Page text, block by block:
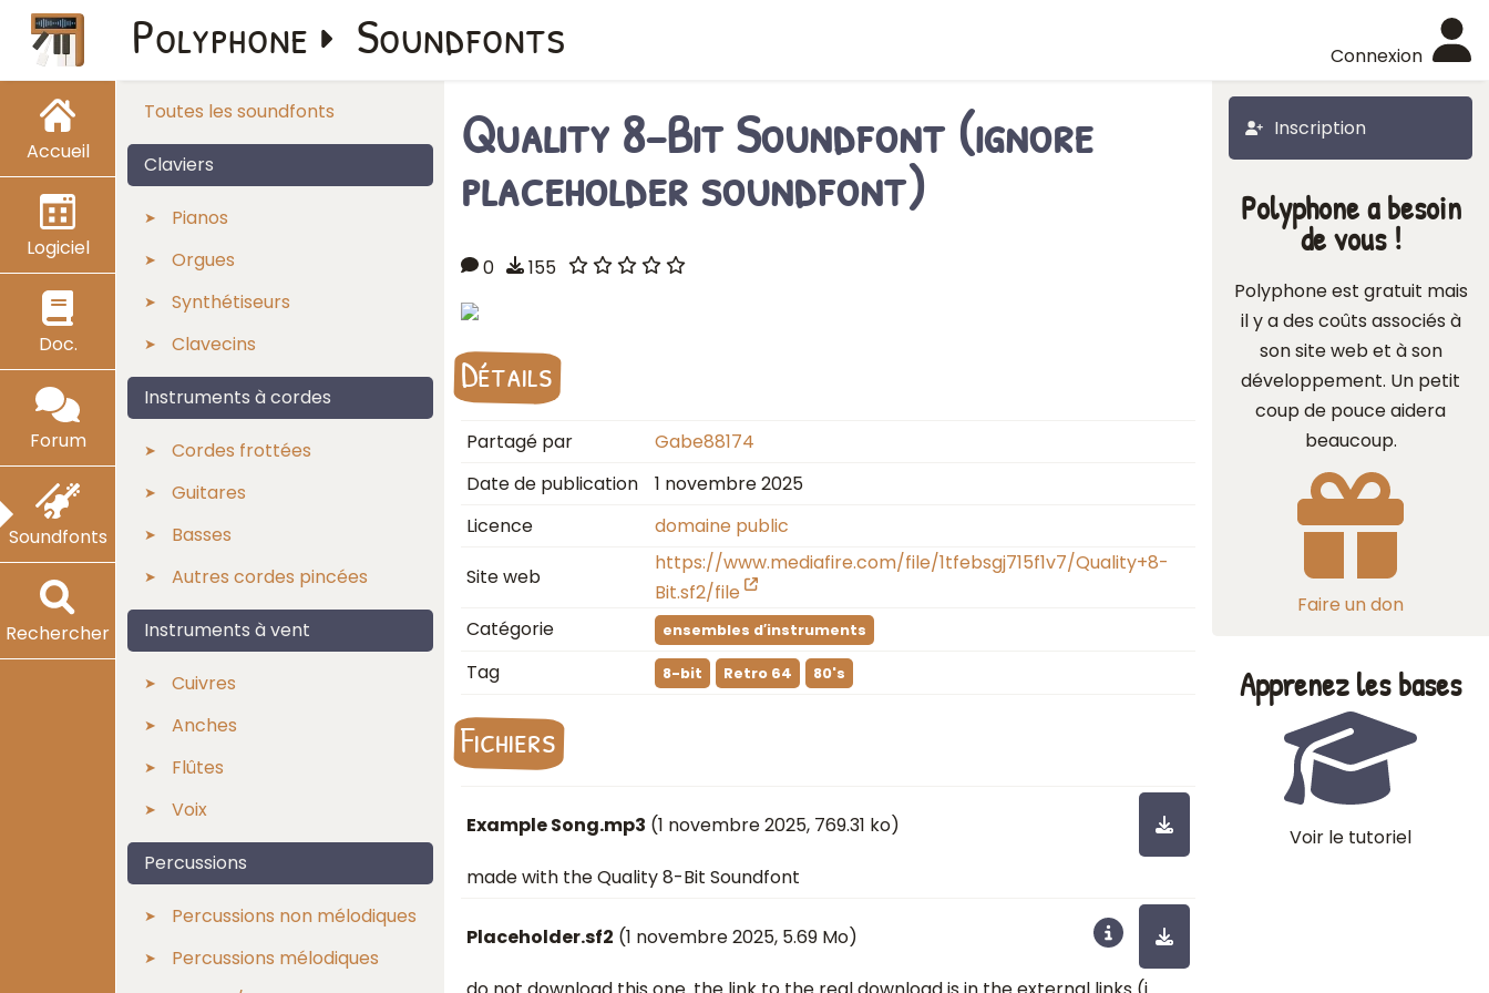
Accueil
Logiciel
Doc.
Forum
Soundfonts
Rechercher
Connexion
Polyphone Soundfonts
Toutes les soundfonts
Claviers
Pianos
Orgues
Synthétiseurs
Clavecins
Instruments à cordes
Cordes frottées
Guitares
Basses
Autres cordes pincées
Instruments à vent
Cuivres
Anches
Flûtes
Voix
Percussions
Percussions non mélodiques
Percussions mélodiques
Inscription
Quality 8-Bit Soundfont (ignore
placeholder soundfont)
0 155
Détails
Partagé par
Gabe88174
Date de publication
1 novembre 2025
Licence
domaine public
Site web
https://www.mediafire.com/file/1tfebsgj715f1v7/Quality+8-
Bit.sf2/file
Catégorie
ensembles d′instruments
Tag 8-bit Retro 64 80's
Fichiers
Example Song.mp3 (1 novembre 2025, 769.31 ko)
made with the Quality 8-Bit Soundfont
Placeholder.sf2 (1 novembre 2025, 5.69 Mo)
Polyphone a besoin
de vous !
Polyphone est gratuit mais
il y a des coûts associés à
son site web et à son
développement. Un petit
coup de pouce aidera
beaucoup.
Faire un don
Apprenez les bases
Voir le tutoriel